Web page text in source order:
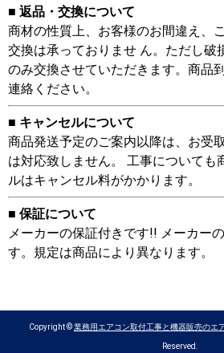
■ 返品・交換について
商材の性質上、お客様のお間違え、
交換は承っておりませ ん。ただし破
のみ交換させていただきます。商品
連絡ください。
■ キャンセルについて
商品発送予定のご案内以降は、お受
は対応致しません。 工事についても
ルはキャンセル料がかかります。
■ 保証について
メーカーの保証付きです!! メーカー
す。規定は商品により異なります。
Copyright ©業務用エアコン取付工事と機器販売のエ
Reserved.